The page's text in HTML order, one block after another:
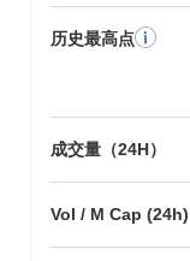
历史最高点
成交量（24H）
Vol / M Cap (24h)
者而言，JEJE提供
的创新。该平台支
包，以及可以用
折扣、会员特权或
用性和吸引力。
JEJE仍然活跃
增强社区参与和平
扩大生态系统的实